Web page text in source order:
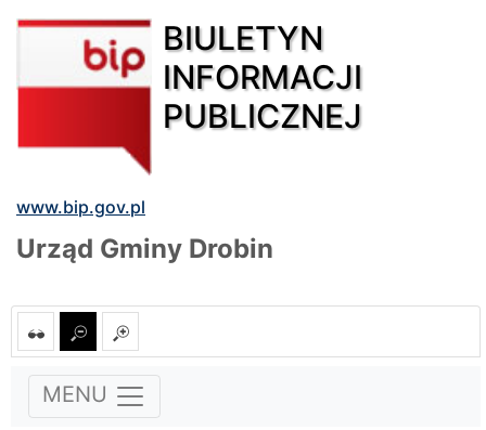
BIULETYN
INFORMACJI
PUBLICZNEJ
www.bip.gov.pl
Urząd Gminy Drobin
MENU